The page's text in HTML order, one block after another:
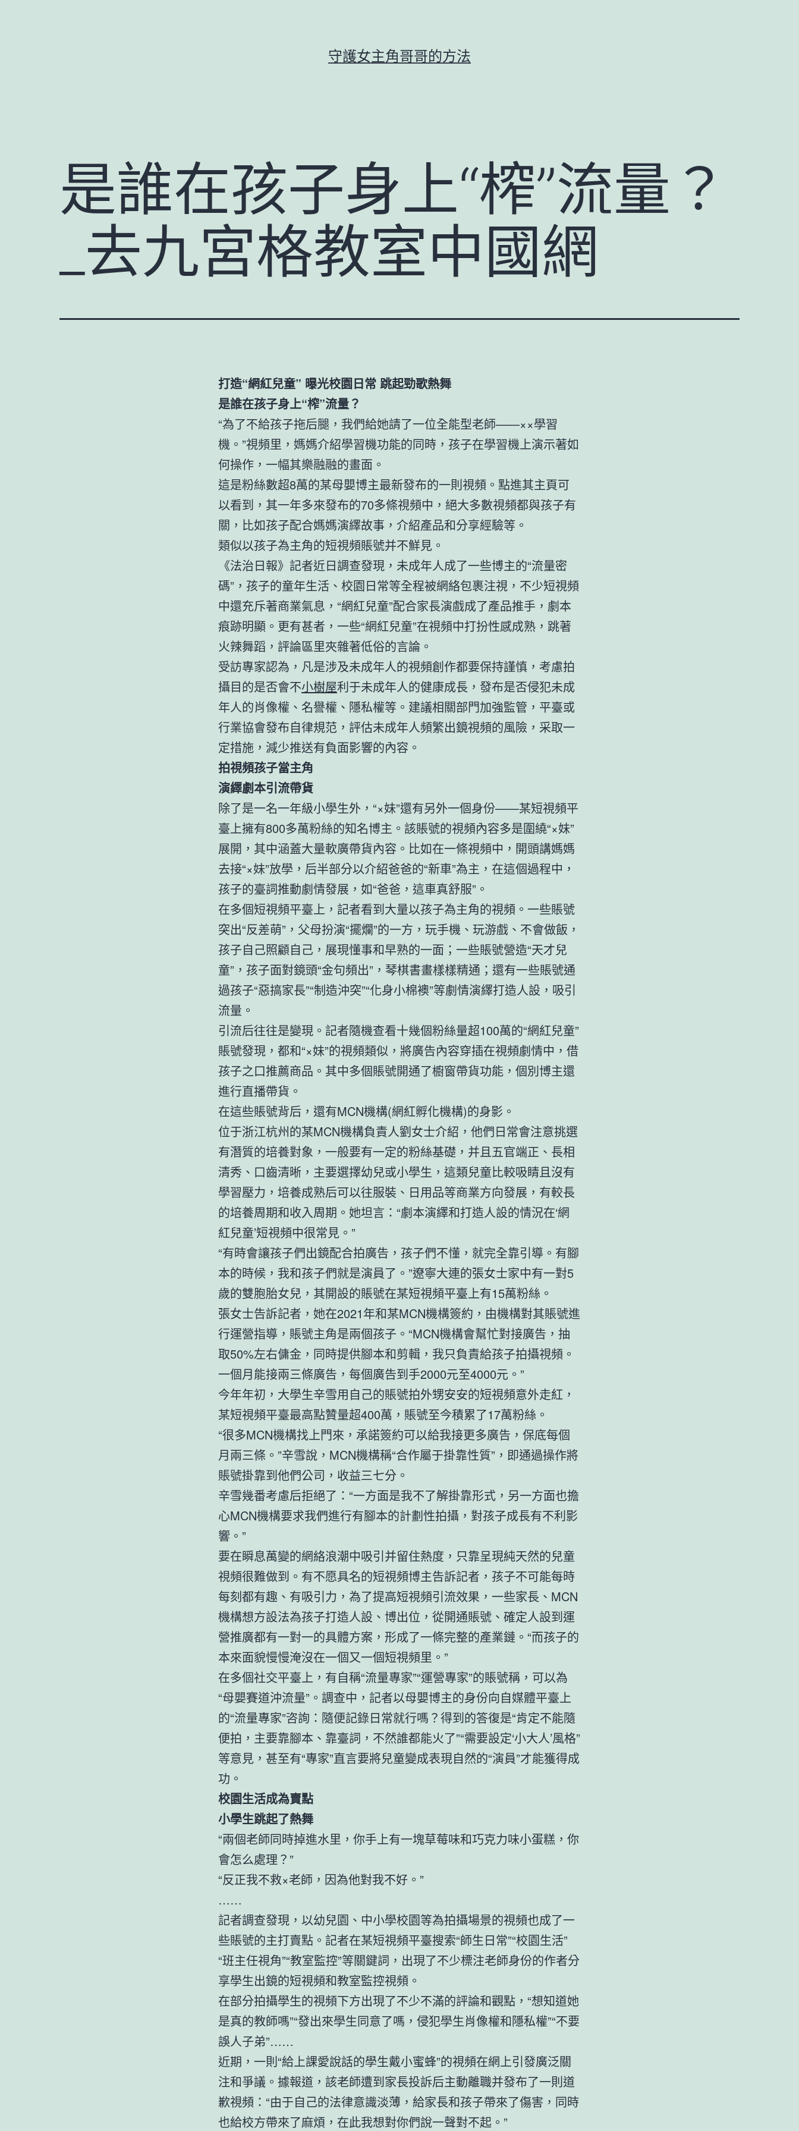
守護女主角哥哥的方法
是誰在孩子身上“榨”流量？
_去九宮格教室中國網
打造“網紅兒童” 曝光校園日常 跳起勁歌熱舞
是誰在孩子身上“榨”流量？
“為了不給孩子拖后腿，我們給她請了一位全能型老師——××學習
機。”視頻里，媽媽介紹學習機功能的同時，孩子在學習機上演示著如
何操作，一幅其樂融融的畫面。
這是粉絲數超8萬的某母嬰博主最新發布的一則視頻。點進其主頁可
以看到，其一年多來發布的70多條視頻中，絕大多數視頻都與孩子有
關，比如孩子配合媽媽演繹故事，介紹產品和分享經驗等。
類似以孩子為主角的短視頻賬號并不鮮見。
《法治日報》記者近日調查發現，未成年人成了一些博主的“流量密
碼”，孩子的童年生活、校園日常等全程被網絡包裹注視，不少短視頻
中還充斥著商業氣息，“網紅兒童”配合家長演戲成了產品推手，劇本
痕跡明顯。更有甚者，一些“網紅兒童”在視頻中打扮性感成熟，跳著
火辣舞蹈，評論區里夾雜著低俗的言論。
受訪專家認為，凡是涉及未成年人的視頻創作都要保持謹慎，考慮拍
攝目的是否會不小樹屋利于未成年人的健康成長，發布是否侵犯未成
年人的肖像權、名譽權、隱私權等。建議相關部門加強監管，平臺或
行業協會發布自律規范，評估未成年人頻繁出鏡視頻的風險，采取一
定措施，減少推送有負面影響的內容。
拍視頻孩子當主角
演繹劇本引流帶貨
除了是一名一年級小學生外，“×妹”還有另外一個身份——某短視頻平
臺上擁有800多萬粉絲的知名博主。該賬號的視頻內容多是圍繞“×妹”
展開，其中涵蓋大量軟廣帶貨內容。比如在一條視頻中，開頭講媽媽
去接“×妹”放學，后半部分以介紹爸爸的“新車”為主，在這個過程中，
孩子的臺詞推動劇情發展，如“爸爸，這車真舒服”。
在多個短視頻平臺上，記者看到大量以孩子為主角的視頻。一些賬號
突出“反差萌”，父母扮演“擺爛”的一方，玩手機、玩游戲、不會做飯，
孩子自己照顧自己，展現懂事和早熟的一面；一些賬號營造“天才兒
童”，孩子面對鏡頭“金句頻出”，琴棋書畫樣樣精通；還有一些賬號通
過孩子“惡搞家長”“制造沖突”“化身小棉襖”等劇情演繹打造人設，吸引
流量。
引流后往往是變現。記者隨機查看十幾個粉絲量超100萬的“網紅兒童”
賬號發現，都和“×妹”的視頻類似，將廣告內容穿插在視頻劇情中，借
孩子之口推薦商品。其中多個賬號開通了櫥窗帶貨功能，個別博主還
進行直播帶貨。
在這些賬號背后，還有MCN機構(網紅孵化機構)的身影。
位于浙江杭州的某MCN機構負責人劉女士介紹，他們日常會注意挑選
有潛質的培養對象，一般要有一定的粉絲基礎，并且五官端正、長相
清秀、口齒清晰，主要選擇幼兒或小學生，這類兒童比較吸睛且沒有
學習壓力，培養成熟后可以往服裝、日用品等商業方向發展，有較長
的培養周期和收入周期。她坦言：“劇本演繹和打造人設的情況在‘網
紅兒童’短視頻中很常見。”
“有時會讓孩子們出鏡配合拍廣告，孩子們不懂，就完全靠引導。有腳
本的時候，我和孩子們就是演員了。”遼寧大連的張女士家中有一對5
歲的雙胞胎女兒，其開設的賬號在某短視頻平臺上有15萬粉絲。
張女士告訴記者，她在2021年和某MCN機構簽約，由機構對其賬號進
行運營指導，賬號主角是兩個孩子。“MCN機構會幫忙對接廣告，抽
取50%左右傭金，同時提供腳本和剪輯，我只負責給孩子拍攝視頻。
一個月能接兩三條廣告，每個廣告到手2000元至4000元。”
今年年初，大學生辛雪用自己的賬號拍外甥安安的短視頻意外走紅，
某短視頻平臺最高點贊量超400萬，賬號至今積累了17萬粉絲。
“很多MCN機構找上門來，承諾簽約可以給我接更多廣告，保底每個
月兩三條。”辛雪說，MCN機構稱“合作屬于掛靠性質”，即通過操作將
賬號掛靠到他們公司，收益三七分。
辛雪幾番考慮后拒絕了：“一方面是我不了解掛靠形式，另一方面也擔
心MCN機構要求我們進行有腳本的計劃性拍攝，對孩子成長有不利影
響。”
要在瞬息萬變的網絡浪潮中吸引并留住熱度，只靠呈現純天然的兒童
視頻很難做到。有不愿具名的短視頻博主告訴記者，孩子不可能每時
每刻都有趣、有吸引力，為了提高短視頻引流效果，一些家長、MCN
機構想方設法為孩子打造人設、博出位，從開通賬號、確定人設到運
營推廣都有一對一的具體方案，形成了一條完整的產業鏈。“而孩子的
本來面貌慢慢淹沒在一個又一個短視頻里。”
在多個社交平臺上，有自稱“流量專家”“運營專家”的賬號稱，可以為
“母嬰賽道沖流量”。調查中，記者以母嬰博主的身份向自媒體平臺上
的“流量專家”咨詢：隨便記錄日常就行嗎？得到的答復是“肯定不能隨
便拍，主要靠腳本、靠臺詞，不然誰都能火了”“需要設定‘小大人’風格”
等意見，甚至有“專家”直言要將兒童變成表現自然的“演員”才能獲得成
功。
校園生活成為賣點
小學生跳起了熱舞
“兩個老師同時掉進水里，你手上有一塊草莓味和巧克力味小蛋糕，你
會怎么處理？”
“反正我不救×老師，因為他對我不好。”
……
記者調查發現，以幼兒園、中小學校園等為拍攝場景的視頻也成了一
些賬號的主打賣點。記者在某短視頻平臺搜索“師生日常”“校園生活”
“班主任視角”“教室監控”等關鍵詞，出現了不少標注老師身份的作者分
享學生出鏡的短視頻和教室監控視頻。
在部分拍攝學生的視頻下方出現了不少不滿的評論和觀點，“想知道她
是真的教師嗎”“發出來學生同意了嗎，侵犯學生肖像權和隱私權”“不要
誤人子弟”……
近期，一則“給上課愛說話的學生戴小蜜蜂”的視頻在網上引發廣泛關
注和爭議。據報道，該老師遭到家長投訴后主動離職并發布了一則道
歉視頻：“由于自己的法律意識淡薄，給家長和孩子帶來了傷害，同時
也給校方帶來了麻煩，在此我想對你們說一聲對不起。”